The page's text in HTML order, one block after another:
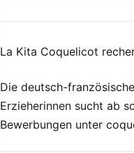
La Kita Coquelicot
Die deutsch-
Erzieherinnen sucht ab
Bewerbungen unter